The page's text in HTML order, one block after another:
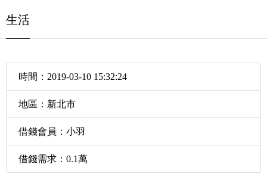
生活
時間：2019-03-10 15:32:24
地區：新北市
借錢會員：小羽
借錢需求：0.1萬